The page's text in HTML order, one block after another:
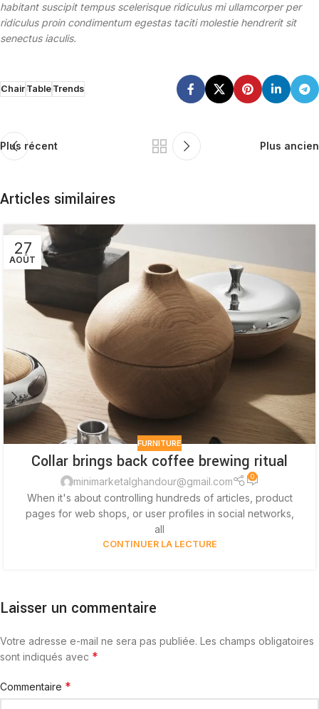
habitant suscipit tempus scelerisque ridiculus mi ullamcorper per
ridiculus proin condimentum egestas taciti molestie hendrerit sit
senectus iaculis.
ChairTableTrends
Plus récent Plus ancien
Articles similaires
27
AOÛT
FURNITURE
Collar brings back coffee brewing ritual
minimarketalghandour@gmail.com 0
When it's about controlling hundreds of articles, product
pages for web shops, or user profiles in social networks,
all
CONTINUER LA LECTURE
Laisser un commentaire
Votre adresse e-mail ne sera pas publiée. Les champs obligatoires
sont indiqués avec *
Commentaire *